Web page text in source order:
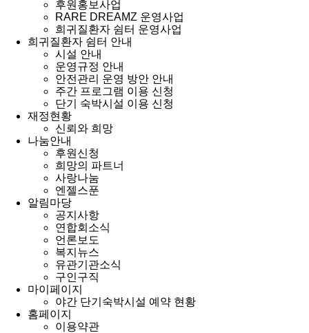
후원홍보사업
RARE DREAMZ 운영사업
희귀질환자 쉼터 운영사업
희귀질환자 쉼터 안내
시설 안내
운영규정 안내
안전관리 운영 방안 안내
주간 프로그램 이용 신청
단기 숙박시설 이용 신청
재정현황
신뢰와 희망
나눔안내
후원신청
희망의 파트너
사랑나눔
엔젤스푼
알림마당
공지사항
연합회소식
언론보도
복지뉴스
유관기관소식
구인구직
마이페이지
야간 단기숙박시설 예약 현황
홈페이지
이용약관